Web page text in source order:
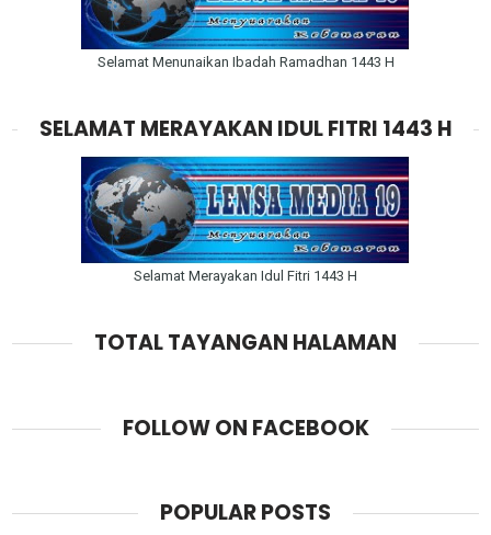
Selamat Menunaikan Ibadah Ramadhan 1443 H
SELAMAT MERAYAKAN IDUL FITRI 1443 H
Selamat Merayakan Idul Fitri 1443 H
TOTAL TAYANGAN HALAMAN
FOLLOW ON FACEBOOK
POPULAR POSTS